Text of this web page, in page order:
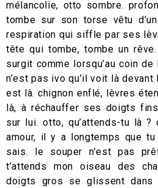
mélancolie, otto sombre.
tombe sur son torse vêtu
respiration qui siffle par ses
tête qui tombe, tombe un
surgit comme lorsqu’au coin
n’est pas ivo qu’il voit là devant
est là. chignon enflé, lèvres
là, à réchauffer ses doigts
sur lui. otto, qu’attends-tu là
amour, il y a longtemps que
sais. le souper n’est pas
t’attends mon oiseau des
doigts gros se glissent dans